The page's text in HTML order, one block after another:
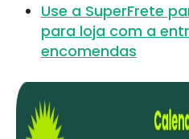
Use a SuperFrete
para loja com a
encomendas